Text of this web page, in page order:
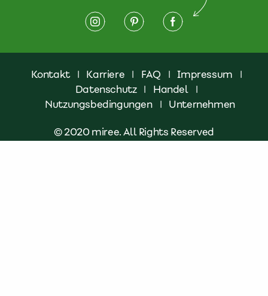
Kontakt | Karriere | FAQ | Impressum
|
Datenschutz | Handel
|
Nutzungsbedingungen
| Unternehmen
© 2020 miree. All Rights Reserved